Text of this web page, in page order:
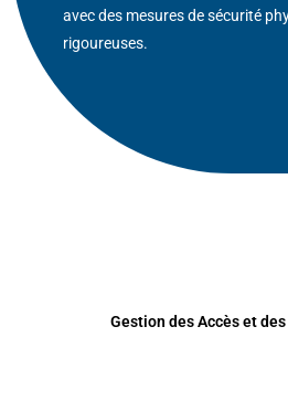
avec des mesures de sécurité
rigoureuses.
Gestion des Accès et